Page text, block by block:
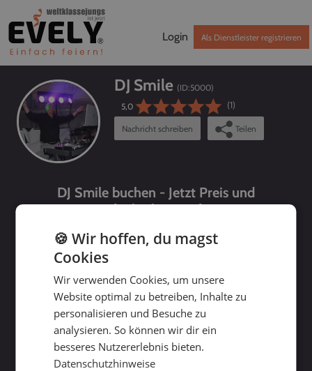
Login Als Dienstleister registrieren
DJ Smile (ID:5000)
5,0
(1)
Nachricht schreiben Teilen
DJ Smile buchen - Jetzt Preis und
Verfügbarkeit prüfen!
bis
🍪 Wir hoffen, du magst
Cookies
Wir verwenden Cookies, um unsere
Website optimal zu betreiben, Inhalte zu
personalisieren und Besuche zu
analysieren. So können wir dir ein
besseres Nutzererlebnis bieten.
Datenschutzhinweise